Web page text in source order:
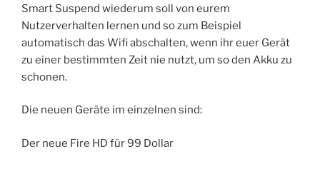
Smart Suspend wiederum soll von eurem
Nutzerverhalten lernen und so zum Beispiel
automatisch das Wifi abschalten, wenn ihr euer Gerät
zu einer bestimmten Zeit nie nutzt, um so den Akku zu
schonen.
Die neuen Geräte im einzelnen sind:
Der neue Fire HD für 99 Dollar